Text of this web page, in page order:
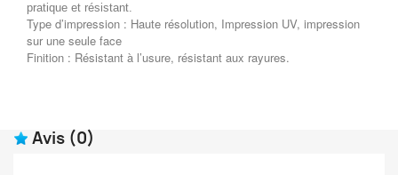
pratique et résistant.
Type d’impression : Haute résolution, Impression UV, impression
sur une seule face
Finition : Résistant à l’usure, résistant aux rayures.
Avis (0)